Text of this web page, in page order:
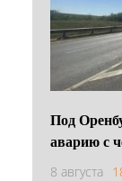
Под
аварию с
8 августа